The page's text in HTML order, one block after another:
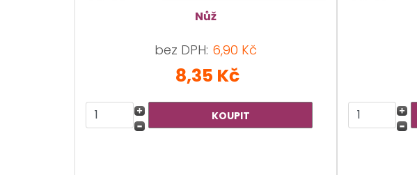
Nůž
bez DPH: 6,90 Kč
8,35 Kč